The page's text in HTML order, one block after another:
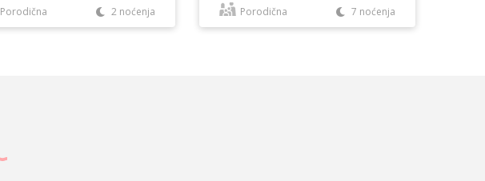
Porodična 2 noćenja Porodična 7 noćenja